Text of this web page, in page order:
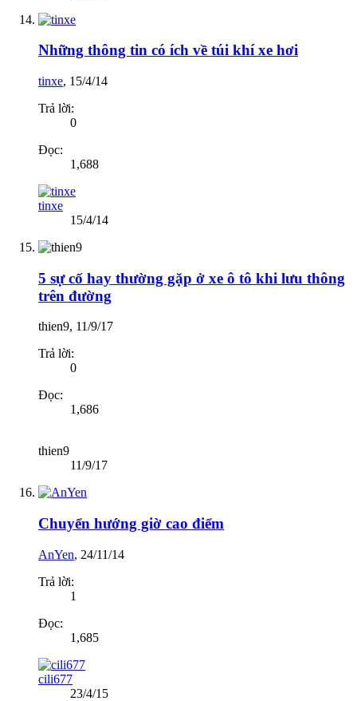
Những thông tin có ích về túi khí xe hơi
tinxe, 15/4/14
Trả lời:
0
Đọc:
1,688
tinxe
15/4/14
5 sự cố hay thường gặp ở xe ô tô khi lưu thông
trên đường
thien9, 11/9/17
Trả lời:
0
Đọc:
1,686
thien9
11/9/17
Chuyển hướng giờ cao điểm
AnYen, 24/11/14
Trả lời:
1
Đọc:
1,685
cili677
23/4/15